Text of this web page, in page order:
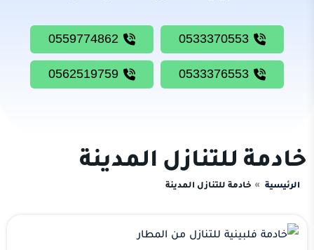
للتنازل
شغالات
للتنازل
خادمة للتنازل المدينة
الرئيسية خادمة للتنازل المدينة